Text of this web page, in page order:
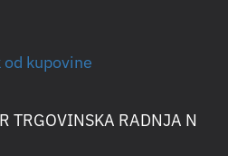
od kupovine
TRGOVINSKA RADNJA N